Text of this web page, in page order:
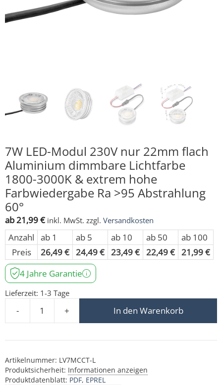
7W LED-Modul 230V nur 22mm flach
Aluminium dimmbare Lichtfarbe
1800-3000K & extrem hohe
Farbwiedergabe Ra >95 Abstrahlung
60°
ab21,99€ inkl. MwSt. zzgl. Versandkosten
Anzahl ab 1 ab 5 ab 10 ab 50
ab 100
Preis
26,49€ 24,49€ 23,49€ 22,49€ 21,99€
4 Jahre Garantie
Lieferzeit: 1-3 Tage
-
7W LED-Modul 230V nur 22mm flach Aluminium
+ In den Warenkorb
Artikelnummer: LV7MCCT-L
Produktsicherheit: Informationen anzeigen
Produktdatenblatt: PDF EPREL